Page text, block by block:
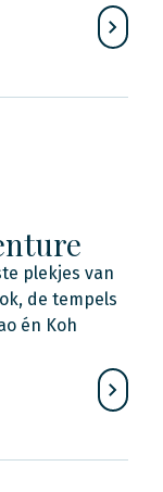
plekjes van
de tempels
én Koh